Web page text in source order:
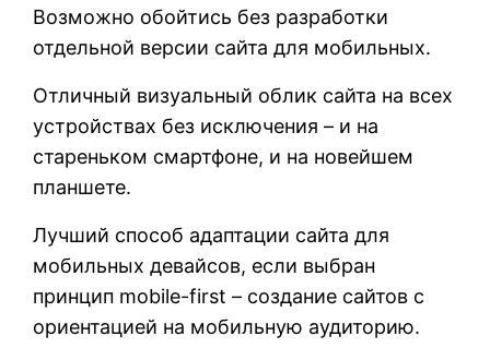
Возможно обойтись без разработки
отдельной версии сайта для мобильных.
Отличный визуальный облик сайта на всех
устройствах без исключения – и на
стареньком смартфоне, и на новейшем
планшете.
Лучший способ адаптации сайта для
мобильных девайсов, если выбран
принцип mobile-first – создание сайтов с
ориентацией на мобильную аудиторию.